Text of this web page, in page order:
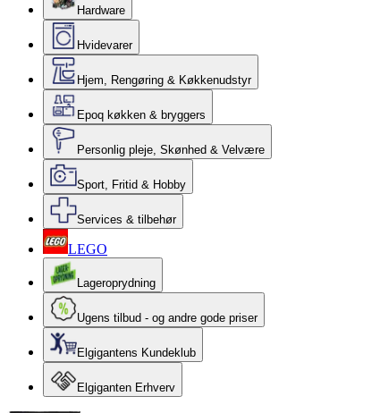
Hardware
Hvidevarer
Hjem, Rengøring & Køkkenudstyr
Epoq køkken & bryggers
Personlig pleje, Skønhed & Velvære
Sport, Fritid & Hobby
Services & tilbehør
LEGO
Lageroprydning
Ugens tilbud - og andre gode priser
Elgigantens Kundeklub
Elgiganten Erhverv